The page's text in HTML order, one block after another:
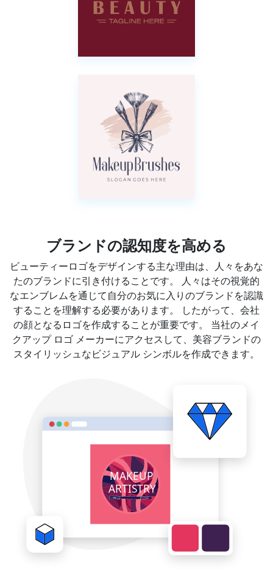
ブランドの認知度を高める
ビューティーロゴをデザインする主な理由は、人々をあな
たのブランドに引き付けることです。 人々はその視覚的
なエンブレムを通じて自分のお気に入りのブランドを認識
することを理解する必要があります。 したがって、会社
の顔となるロゴを作成することが重要です。 当社のメイ
クアップ ロゴ メーカーにアクセスして、美容ブランドの
スタイリッシュなビジュアル シンボルを作成できます。